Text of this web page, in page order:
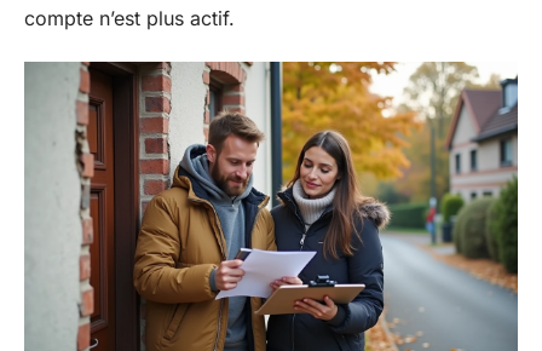
compte n’est plus actif.